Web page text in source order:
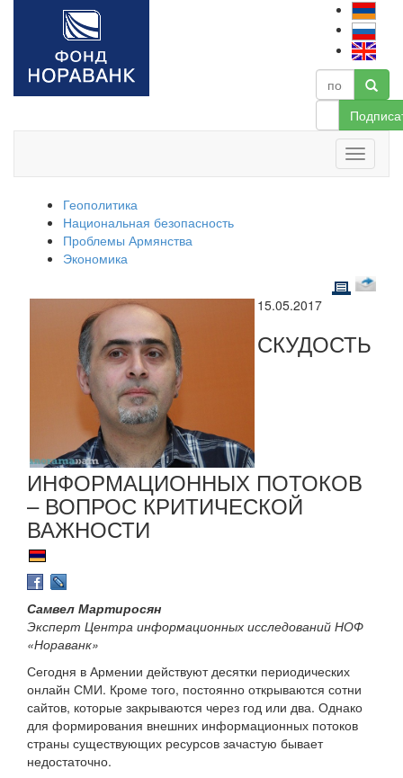
Геополитика
Национальная безопасность
Проблемы Армянства
Экономика
15.05.2017
СКУДОСТЬ
ИНФОРМАЦИОННЫХ ПОТОКОВ
– ВОПРОС КРИТИЧЕСКОЙ
ВАЖНОСТИ
Самвел Мартиросян
Эксперт Центра информационных исследований НОФ
«Нораванк»
Сегодня в Армении действуют десятки периодических
онлайн СМИ. Кроме того, постоянно открываются сотни
сайтов, которые закрываются через год или два. Однако
для формирования внешних информационных потоков
страны существующих ресурсов зачастую бывает
недостаточно.